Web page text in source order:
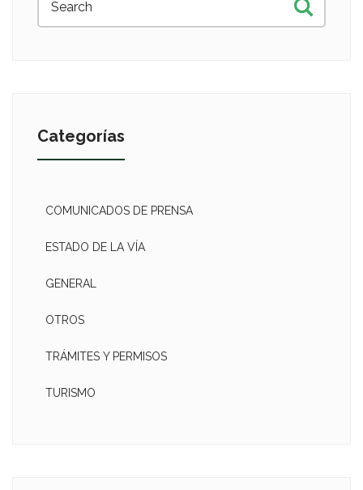
Categorías
COMUNICADOS DE PRENSA
ESTADO DE LA VÍA
GENERAL
OTROS
TRÁMITES Y PERMISOS
TURISMO